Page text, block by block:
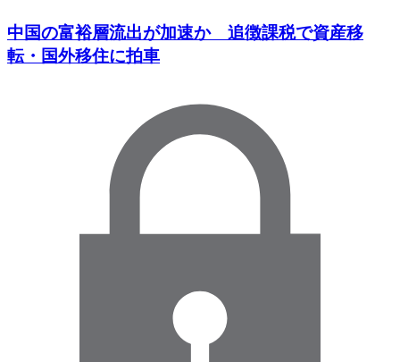
中国の富裕層流出が加速か 追徴課税で資産移
転・国外移住に拍車